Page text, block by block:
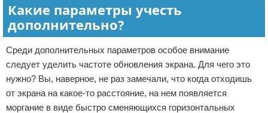
Какие параметры учесть
дополнительно?
Среди дополнительных параметров особое внимание
следует уделить частоте обновления экрана. Для чего это
нужно? Вы, наверное, не раз замечали, что когда отходишь
от экрана на какое-то расстояние, на нем появляется
моргание в виде быстро сменяющихся горизонтальных